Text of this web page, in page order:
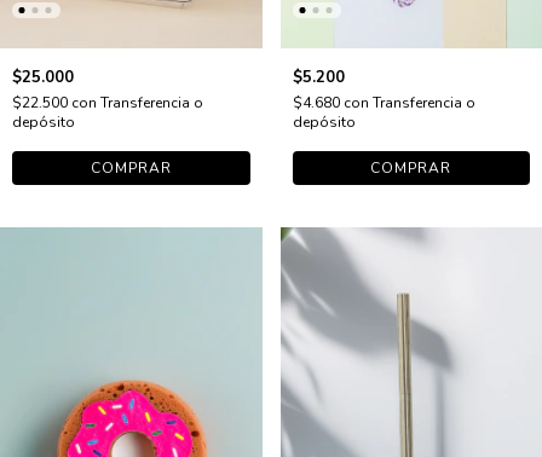
$25.000
$22.500 con Transferencia o
depósito
COMPRAR
$5.200
$4.680 con Transferencia o
depósito
COMPRAR